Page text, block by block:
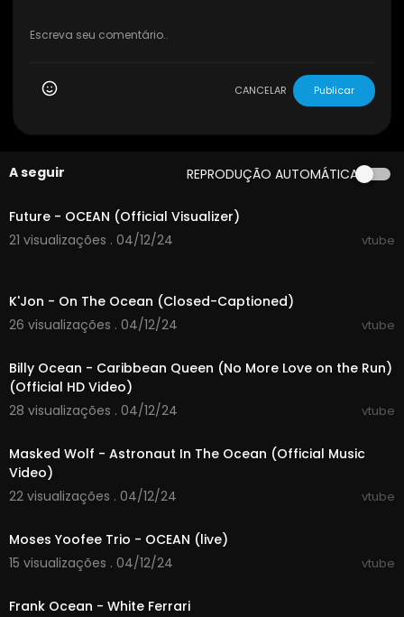
CANCELAR Publicar
A seguir REPRODUÇÃO AUTOMÁTICA
00:03:24
Future - OCEAN (Official Visualizer)
21 visualizações . 04/12/24
vtube
K'Jon - On The Ocean (Closed-Captioned)
26 visualizações . 04/12/24
vtube
Billy Ocean - Caribbean Queen (No More Love on the Run)
(Official HD Video)
28 visualizações . 04/12/24
vtube
Masked Wolf - Astronaut In The Ocean (Official Music
Video)
22 visualizações . 04/12/24
vtube
Moses Yoofee Trio - OCEAN (live)
15 visualizações . 04/12/24
vtube
Frank Ocean - White Ferrari